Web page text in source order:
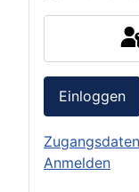
Einloggen
Anmelden